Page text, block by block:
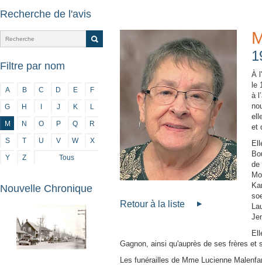
Recherche de l'avis
Filtre par nom
A B C D E F
G H I J K L
M N O P Q R
S T U V W X
Y Z Tous
Retour à la liste
À
le
à
et
de
Gagnon, ainsi qu'auprès de ses frères
Les funérailles de Mme Lucienne
Nouvelle Chronique